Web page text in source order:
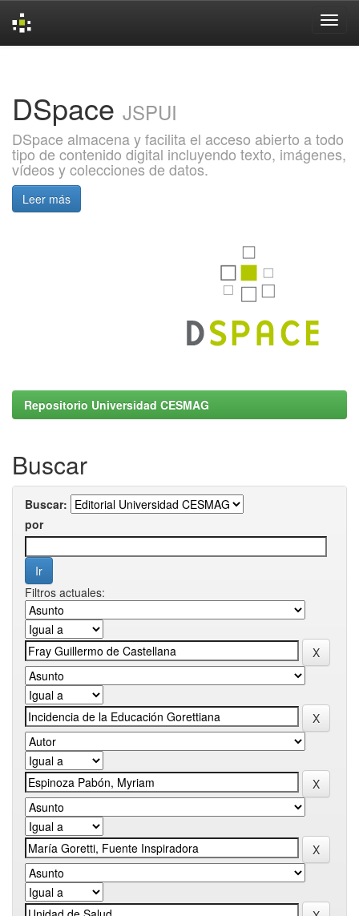
DSpace JSPUI
DSpace almacena y facilita el acceso abierto a todo
tipo de contenido digital incluyendo texto, imágenes,
vídeos y colecciones de datos.
Leer más
Repositorio Universidad CESMAG
Buscar
Buscar:
por
Filtros actuales: